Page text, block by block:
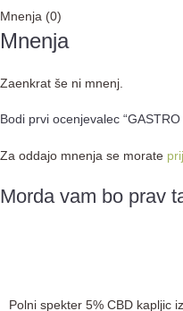
Mnenja (0)
Mnenja
Zaenkrat še ni mnenj.
Bodi prvi ocenjevalec
Za oddajo mnenja se morate
Morda vam bo prav
Polni spekter 5% CBD kapljic